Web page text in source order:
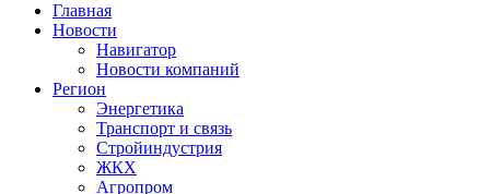
Главная
Новости
Навигатор
Новости компаний
Регион
Энергетика
Транспорт и связь
Стройиндустрия
ЖКХ
Агропром